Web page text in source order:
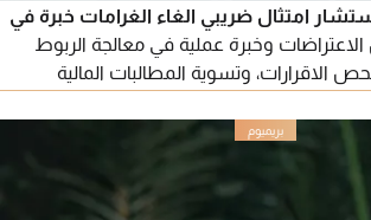
امتثال ضريبي الغاء الغرامات خبرة في
وخبرة عملية في معالجة الربوط
الاقرارات، وتسوية المطالبات المالية
والمواد القانونية استشارة واحدة قد تضع حل لمشاكل
نظامية